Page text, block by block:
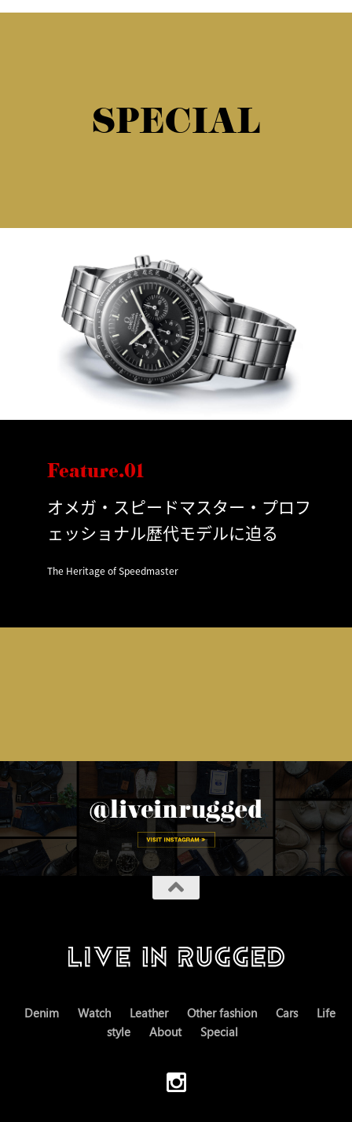
SPECIAL
Feature.01
オメガ・スピードマスター・プロフ
ェッショナル歴代モデルに迫る
The Heritage of Speedmaster
Denim Watch Leather Other fashion Cars
Life
style
About Special